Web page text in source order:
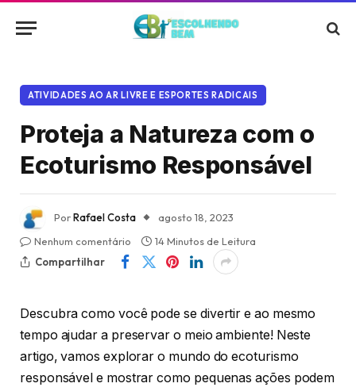
ATIVIDADES AO AR LIVRE E ESPORTES RADICAIS
Proteja a Natureza com o
Ecoturismo Responsável
PorRafael Costa
agosto 18, 2023
Nenhum comentário
14 Minutos de Leitura
Compartilhar
Descubra como você pode se divertir e ao mesmo
tempo ajudar a preservar o meio ambiente! Neste
artigo, vamos explorar o mundo do ecoturismo
responsável e mostrar como pequenas ações podem